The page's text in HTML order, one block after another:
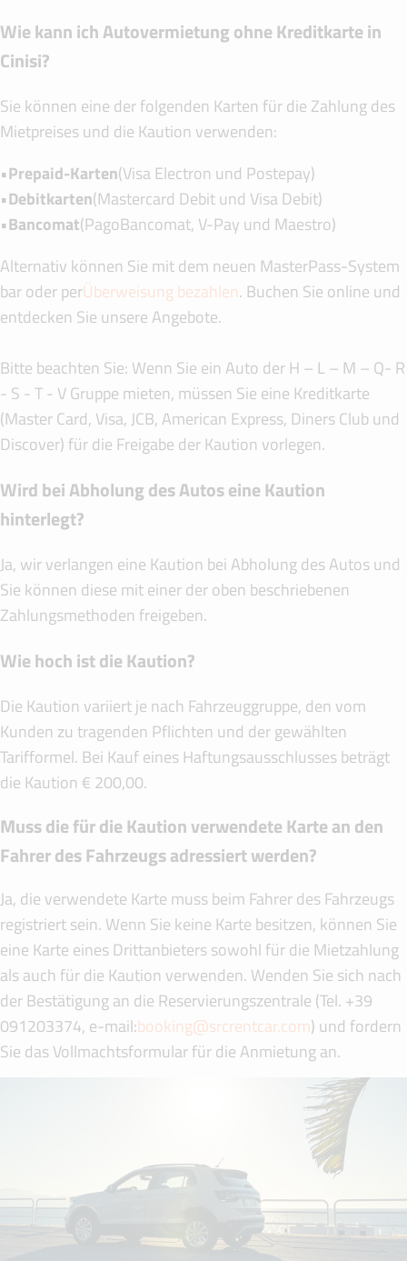
Wie kann ich Autovermietung ohne Kreditkarte in
Cinisi?
Sie können eine der folgenden Karten für die Zahlung des
Mietpreises und die Kaution verwenden:
•Prepaid-Karten(Visa Electron und Postepay)
•Debitkarten(Mastercard Debit und Visa Debit)
•Bancomat(PagoBancomat, V-Pay und Maestro)
Alternativ können Sie mit dem neuen MasterPass-System
bar oder perÜberweisung bezahlen. Buchen Sie online und
entdecken Sie unsere Angebote.
Bitte beachten Sie: Wenn Sie ein Auto der H – L – M – Q- R
- S - T - V Gruppe mieten, müssen Sie eine Kreditkarte
(Master Card, Visa, JCB, American Express, Diners Club und
Discover) für die Freigabe der Kaution vorlegen.
Wird bei Abholung des Autos eine Kaution
hinterlegt?
Ja, wir verlangen eine Kaution bei Abholung des Autos und
Sie können diese mit einer der oben beschriebenen
Zahlungsmethoden freigeben.
Wie hoch ist die Kaution?
Die Kaution variiert je nach Fahrzeuggruppe, den vom
Kunden zu tragenden Pflichten und der gewählten
Tarifformel. Bei Kauf eines Haftungsausschlusses beträgt
die Kaution € 200,00.
Muss die für die Kaution verwendete Karte an den
Fahrer des Fahrzeugs adressiert werden?
Ja, die verwendete Karte muss beim Fahrer des Fahrzeugs
registriert sein. Wenn Sie keine Karte besitzen, können Sie
eine Karte eines Drittanbieters sowohl für die Mietzahlung
als auch für die Kaution verwenden. Wenden Sie sich nach
der Bestätigung an die Reservierungszentrale (Tel. +39
091203374, e-mail:booking@srcrentcar.com) und fordern
Sie das Vollmachtsformular für die Anmietung an.